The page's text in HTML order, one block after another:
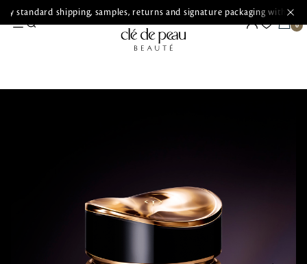
standard shipping, samples, returns and signature packaging with